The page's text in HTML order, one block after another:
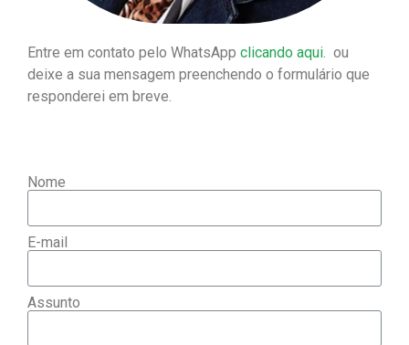
Entre em contato pelo WhatsApp clicando aqui. ou
deixe a sua mensagem preenchendo o formulário que
responderei em breve.
Nome
E-mail
Assunto